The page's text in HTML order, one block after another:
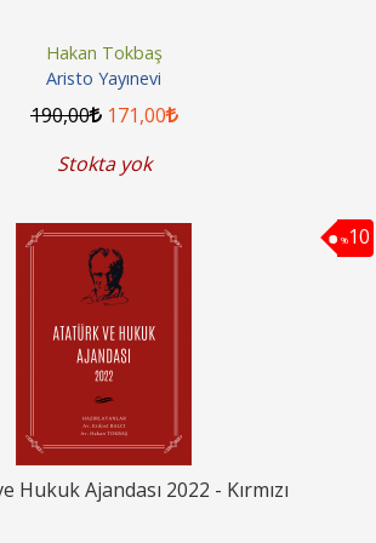
Hakan Tokbaş
Aristo Yayınevi
190,00 171,00
Stokta yok
%10
Hukuk Ajandası 2022 - Kırmızı